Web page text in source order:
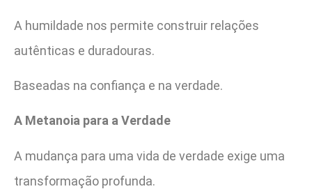
A humildade nos permite construir relações
autênticas e duradouras.
Baseadas na confiança e na verdade.
A Metanoia para a Verdade
A mudança para uma vida de verdade exige uma
transformação profunda.